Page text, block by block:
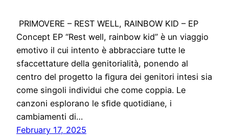
PRIMOVERE – REST WELL, RAINBOW KID – EP
Concept EP “Rest well, rainbow kid” è un viaggio
emotivo il cui intento è abbracciare tutte le
sfaccettature della genitorialità, ponendo al
centro del progetto la ﬁgura dei genitori intesi sia
come singoli individui che come coppia. Le
canzoni esplorano le sﬁde quotidiane, i
cambiamenti di…
February 17, 2025